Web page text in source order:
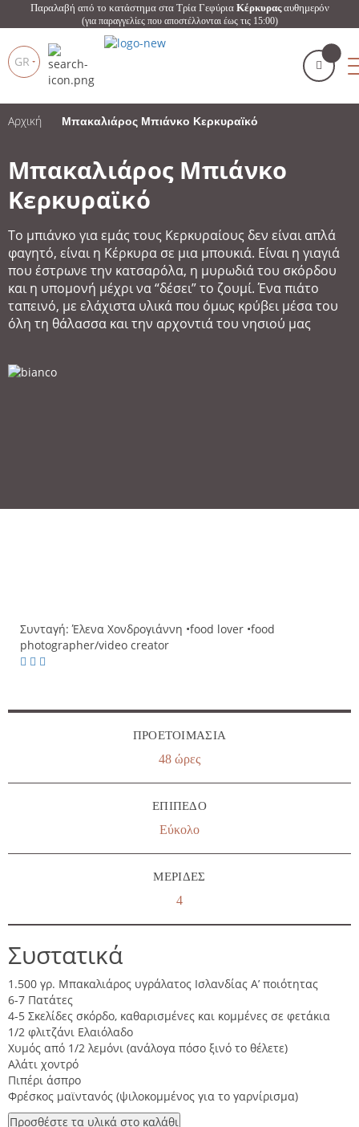
Παραλαβή από το κατάστημα στα Τρία Γεφύρια Κέρκυραςαυθημερόν
(για παραγγελίες που αποστέλλονται έως τις 15:00)
GR
Products Το καλάθι μου
ΑΓΌΡΑΣΕ ΤΏΡΑ
Αρχική Μπακαλιάρος Μπιάνκο Κερκυραϊκό
Μπακαλιάρος Μπιάνκο
Κερκυραϊκό
Το μπιάνκο για εμάς τους Κερκυραίους δεν είναι απλά
φαγητό, είναι η Κέρκυρα σε μια μπουκιά. Είναι η γιαγιά
που έστρωνε την κατσαρόλα, η μυρωδιά του σκόρδου
και η υπομονή μέχρι να “δέσει” το ζουμί. Ένα πιάτο
ταπεινό, με ελάχιστα υλικά που όμως κρύβει μέσα του
όλη τη θάλασσα και την αρχοντιά του νησιού μας
Συνταγή: Έλενα Χονδρογιάννη •food lover •food
photographer/video creator
ΠΡΟΕΤΟΙΜΑΣΊΑ
48 ώρες
ΕΠΊΠΕΔΟ
Εύκολο
ΜΕΡΊΔΕΣ
4
Συστατικά
1.500 γρ. Μπακαλιάρος υγράλατος Ισλανδίας Α’ ποιότητας
6-7 Πατάτες
4-5 Σκελίδες σκόρδο, καθαρισμένες και κομμένες σε φετάκια
1/2 φλιτζάνι Ελαιόλαδο
Χυμός από 1/2 λεμόνι (ανάλογα πόσο ξινό το θέλετε)
Αλάτι χοντρό
Πιπέρι άσπρο
Φρέσκος μαϊντανός (ψιλοκομμένος για το γαρνίρισμα)
Προσθέστε τα υλικά στο καλάθι